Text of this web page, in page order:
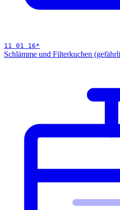
11 01 16*
Schlämme und Filterkuchen